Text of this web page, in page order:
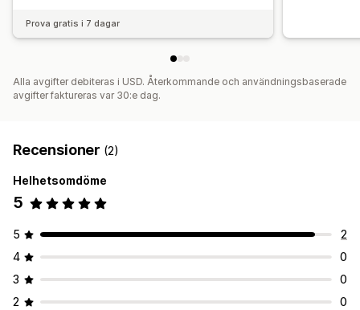
Prova gratis i 7 dagar
Alla avgifter debiteras i USD. Återkommande och användningsbaserade
avgifter faktureras var 30:e dag.
Recensioner (2)
Helhetsomdöme
5
5
2
4
0
3
0
2
0